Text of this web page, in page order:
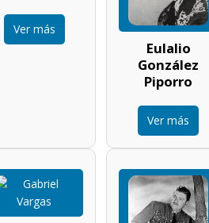
Ver más
Eulalio
González
Piporro
Ver más